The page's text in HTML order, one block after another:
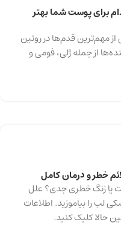
برای پوست شما بهتر
مهم‌ترین قدم‌ها در روتین
از جمله ژلی، فومی و
خطر و درمان کامل
یا زنگ خطری جدی؟ علل
لب را بیاموزید. اطلاعات
حالا کلیک کنید.